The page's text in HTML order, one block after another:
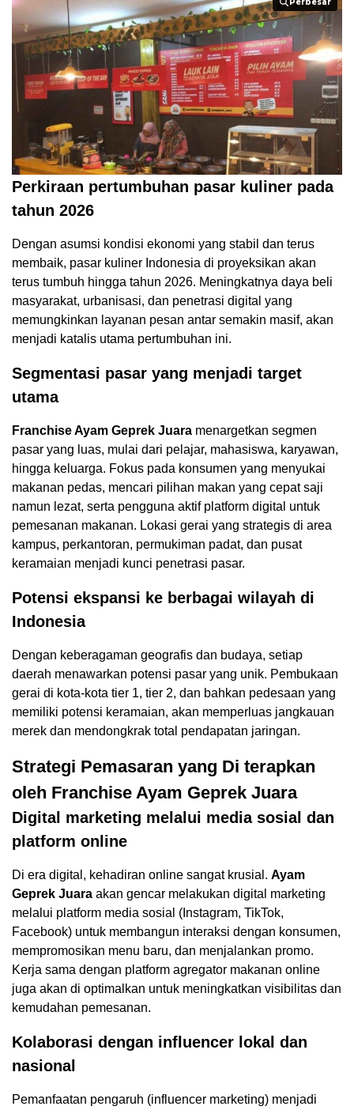
Perbesar
Perbesar
Perkiraan pertumbuhan pasar kuliner pada
tahun 2026
Dengan asumsi kondisi ekonomi yang stabil dan terus
membaik, pasar kuliner Indonesia di proyeksikan akan
terus tumbuh hingga tahun 2026. Meningkatnya daya beli
masyarakat, urbanisasi, dan penetrasi digital yang
memungkinkan layanan pesan antar semakin masif, akan
menjadi katalis utama pertumbuhan ini.
Segmentasi pasar yang menjadi target
utama
Franchise Ayam Geprek Juara menargetkan segmen
pasar yang luas, mulai dari pelajar, mahasiswa, karyawan,
hingga keluarga. Fokus pada konsumen yang menyukai
makanan pedas, mencari pilihan makan yang cepat saji
namun lezat, serta pengguna aktif platform digital untuk
pemesanan makanan. Lokasi gerai yang strategis di area
kampus, perkantoran, permukiman padat, dan pusat
keramaian menjadi kunci penetrasi pasar.
Potensi ekspansi ke berbagai wilayah di
Indonesia
Dengan keberagaman geografis dan budaya, setiap
daerah menawarkan potensi pasar yang unik. Pembukaan
gerai di kota-kota tier 1, tier 2, dan bahkan pedesaan yang
memiliki potensi keramaian, akan memperluas jangkauan
merek dan mendongkrak total pendapatan jaringan.
Strategi Pemasaran yang Di terapkan
oleh Franchise Ayam Geprek Juara
Digital marketing melalui media sosial dan
platform online
Di era digital, kehadiran online sangat krusial. Ayam
Geprek Juara akan gencar melakukan digital marketing
melalui platform media sosial (Instagram, TikTok,
Facebook) untuk membangun interaksi dengan konsumen,
mempromosikan menu baru, dan menjalankan promo.
Kerja sama dengan platform agregator makanan online
juga akan di optimalkan untuk meningkatkan visibilitas dan
kemudahan pemesanan.
Kolaborasi dengan influencer lokal dan
nasional
Pemanfaatan pengaruh (influencer marketing) menjadi